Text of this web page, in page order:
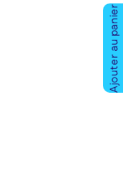
Ajouter au panier